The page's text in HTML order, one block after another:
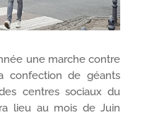
une marche contre
confection de géants
centres sociaux du
lieu au mois de Juin